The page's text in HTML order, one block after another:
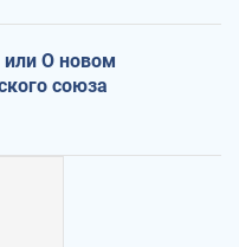
О новом
союза